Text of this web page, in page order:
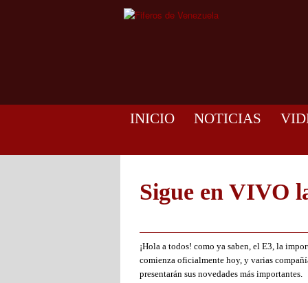
INICIO NOTICIAS
Sigue en VIVO
¡Hola a todos! como ya saben, el E3, la
comienza oficialmente hoy, y varias
presentarán sus novedades más importantes.